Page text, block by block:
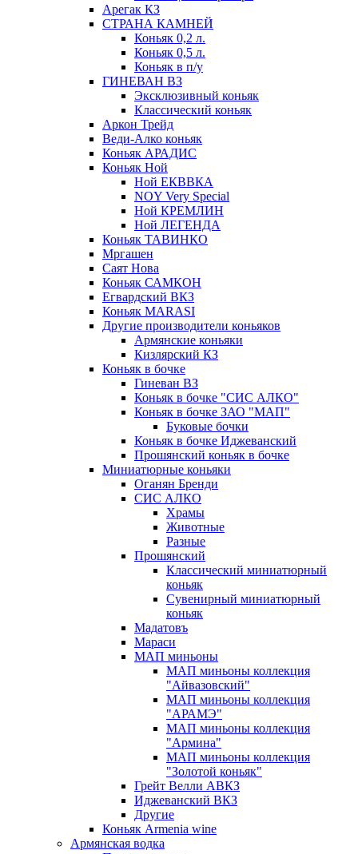
Арегак КЗ
СТРАНА КАМНЕЙ
Коньяк 0,2 л.
Коньяк 0,5 л.
Коньяк в п/у
ГИНЕВАН ВЗ
Эксклюзивный коньяк
Классический коньяк
Аркон Трейд
Веди-Алко коньяк
Коньяк АРАДИС
Коньяк Ной
Ной ЕКВВКА
NOY Very Special
Ной КРЕМЛИН
Ной ЛЕГЕНДА
Коньяк ТАВИНКО
Мргашен
Саят Нова
Коньяк САМКОН
Егвардский ВКЗ
Коньяк MARASI
Другие производители коньяков
Армянские коньяки
Кизлярский КЗ
Коньяк в бочке
Гиневан ВЗ
Коньяк в бочке "СИС АЛКО"
Коньяк в бочке ЗАО "МАП"
Буковые бочки
Коньяк в бочке Иджеванский
Прошянский коньяк в бочке
Миниатюрные коньяки
Оганян Бренди
СИС АЛКО
Храмы
Животные
Разные
Прошянский
Классический миниатюрный
коньяк
Сувенирный миниатюрный
коньяк
Мадатовъ
Мараси
МАП миньоны
МАП миньоны коллекция
"Айвазовский"
МАП миньоны коллекция
"АРАМЭ"
МАП миньоны коллекция
"Армина"
МАП миньоны коллекция
"Золотой коньяк"
Грейт Велли АВКЗ
Иджеванский ВКЗ
Другие
Коньяк Armenia wine
Армянская водка